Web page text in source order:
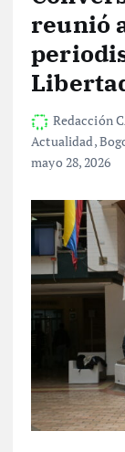
reunió
Redacción
Actualidad,
mayo 28, 2026